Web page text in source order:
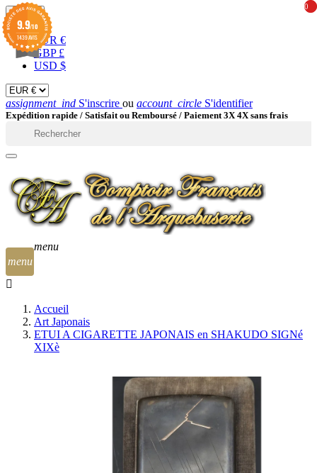
EUR 
EUR €
GBP £
USD $
assignment_ind S'inscrire ou account_circle S'identifier
Expédition rapide / Satisfait ou Remboursé / Paiement 3X 4X sans frais
menu
0
0
menu
Accueil
Art Japonais
ETUI A CIGARETTE JAPONAIS en SHAKUDO SIGNé
XIXè
9.9/10
1439 AVIS